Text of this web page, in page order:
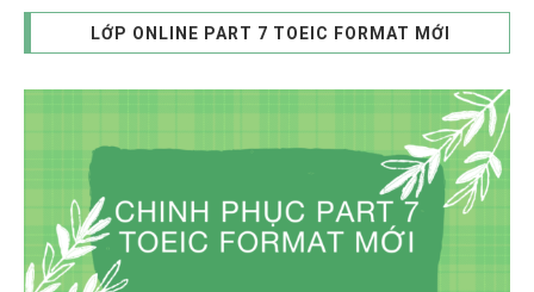
LỚP ONLINE PART 7 TOEIC FORMAT MỚI